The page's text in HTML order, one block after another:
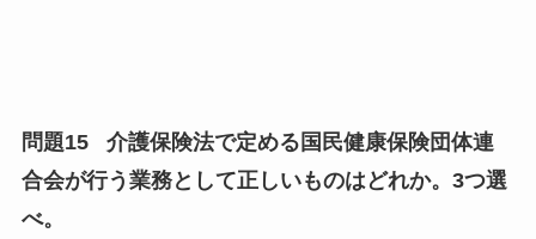
問題15
介護保険法で定める国民健康保険団体連
合会が行う業務として正しいものはどれか。3つ選
べ。